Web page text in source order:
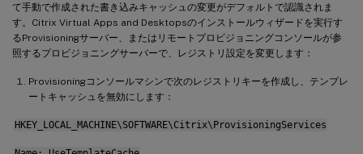
て手動で作成された書き込みキャッシュの変更がデフォルトで認識されま
す。Citrix Virtual Apps and Desktopsのインストールウィザードを実行す
るProvisioningサーバー、またはリモートプロビジョニングコンソールが参
照するプロビジョニングサーバーで、レジストリ設定を変更します：
Provisioningコンソールマシンで次のレジストリキーを作成し、テンプレ
ートキャッシュを無効にします：
HKEY_LOCAL_MACHINE\SOFTWARE\Citrix\ProvisioningServices